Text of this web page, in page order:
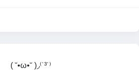
( ˘•ω•˘ )◞⁽˙³˙⁾